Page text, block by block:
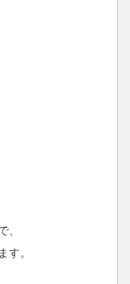
、
す。